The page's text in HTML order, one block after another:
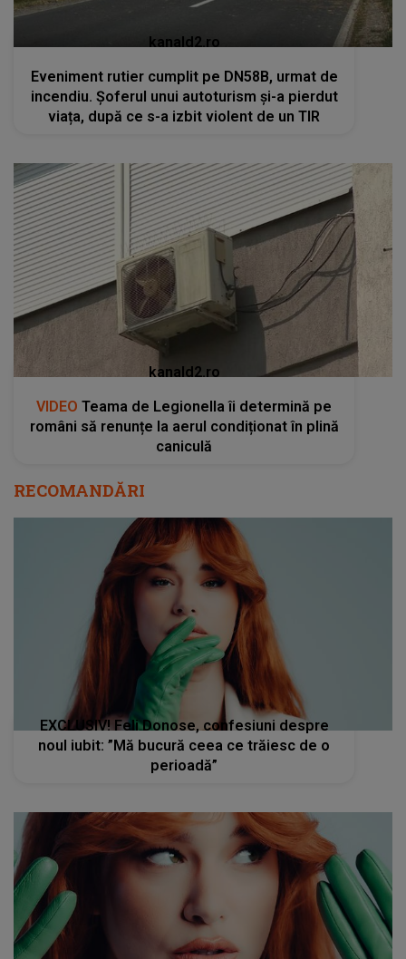
kanald2.ro
Eveniment rutier cumplit pe DN58B, urmat de
incendiu. Șoferul unui autoturism și-a pierdut
viața, după ce s-a izbit violent de un TIR
kanald2.ro
VIDEO Teama de Legionella îi determină pe
români să renunțe la aerul condiționat în plină
caniculă
RECOMANDĂRI
EXCLUSIV! Feli Donose, confesiuni despre
noul iubit: ”Mă bucură ceea ce trăiesc de o
perioadă”